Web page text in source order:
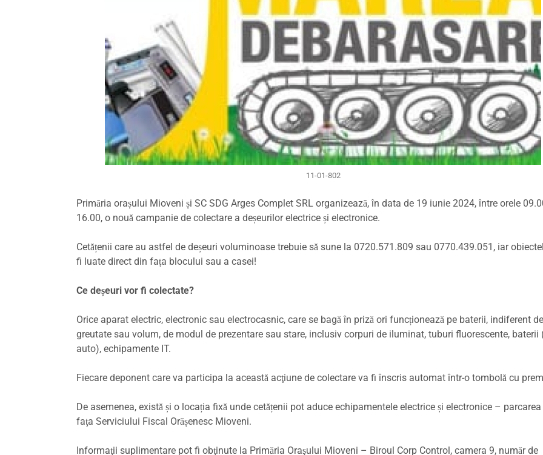
11-01-802
Primăria orașului Mioveni și SC SDG Arges Complet SRL organizează, în data de 19 iunie 2024, între orele
16.00, o nouă campanie de colectare a deșeurilor electrice și electronice.
Cetățenii care au astfel de deșeuri voluminoase trebuie să sune la 0720.571.809 sau 0770.439.051, iar
fi luate direct din fața blocului sau a casei!
Ce deșeuri vor fi colectate?
Orice aparat electric, electronic sau electrocasnic, care se bagă în priză ori funcționează pe baterii, indiferent de
greutate sau volum, de modul de prezentare sau stare, inclusiv corpuri de iluminat, tuburi fluorescente, baterii
auto), echipamente IT.
Fiecare deponent care va participa la această acţiune de colectare va fi înscris automat într-o tombolă cu
De asemenea, există și o locația fixă unde cetățenii pot aduce echipamentele electrice și electronice –
faţa Serviciului Fiscal Orășenesc Mioveni.
Informaţii suplimentare pot fi obţinute la Primăria Oraşului Mioveni – Biroul Corp Control, camera 9, număr de